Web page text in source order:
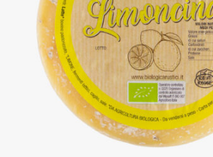
DETTAGLI